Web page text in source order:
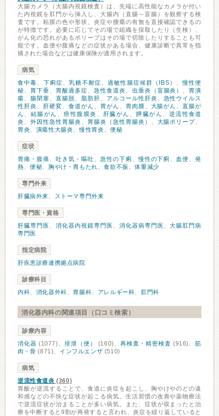
大腸カメラ（大腸内視鏡検査）は、先端に高性能なカメラが付い
た内視鏡を肛門から挿入し、大腸内（直腸～盲腸）を観察する検
査です。粘膜の色や形状、炎症や腫瘍の有無を直接確認できるの
が特徴です。必要に応じてその場で組織を採取したり（生検）、
がん化の恐れがあるポリープはその場で切除したりすることも可
能です。血便や腹痛などの症状がある場合、健康診断で異常を指
摘された場合などは健康保険が適用されます。
病気
食中毒、 下痢症、乳糖不耐症、過敏性腸症候群（IBS） 、慢性便
秘、 胃下垂、 胃酸過多症、 急性食道炎 、 虫垂炎（盲腸炎） 、 胃潰
瘍、 腸閉塞、 直腸脱、 脂肪肝、 アルコール性肝炎 、 急性ウイルス
性肝炎 、 肝硬変、 食道がん 、 胃がん 、 胃肉腫、 大腸がん 、直腸が
ん 、 結腸がん 、癌性腹膜炎 、 肝臓がん 、 膵臓がん 、 逆流性食道
炎 、 外因性急性胃腸炎 、 胃腸炎（急性胃腸炎） 、 大腸ポリープ、
胃炎、 潰瘍性大腸炎、慢性胃炎、便秘
症状
胃痛・腹痛 、 吐き気・嘔吐、 急性の下痢 、慢性の下痢 、 血便、発
熱、便秘、 胸やけ・胃もたれ、食欲不振 、体重減少
専門外来
肝臓病外来、 ストーマ専門外来
専門医・資格
肝臓専門医 、 消化器内視鏡専門医 、 消化器病専門医 、大腸肛門病
専門医
指定病院
肝疾患診療連携拠点病院
診療科目
内科、 消化器外科、 胃腸科、 アレルギー科、 肛門科
消化器内科の関連項目（口コミ検索）
診療内容
消化器 (1077)、 排泄（便） (160)、再検査・精密検査 (916)、筋
肉・骨 (871)、 インフルエンザ (510)
病気
逆流性食道炎 (360)
胃酸が逆流することで、食道に炎症を起こし、胸やけやのどの違
和感などの不快な症状が起こる病気。生活習慣の改善や薬物療法
で逆流症状が治まることが多い病気。また、症状が収まったと治
療を中断すると9割が再発すると言われ、炎症を繰り返していると